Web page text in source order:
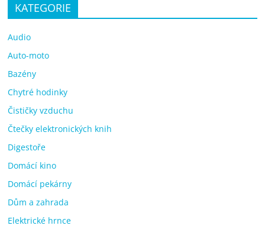
KATEGORIE
Audio
Auto-moto
Bazény
Chytré hodinky
Čističky vzduchu
Čtečky elektronických knih
Digestoře
Domácí kino
Domácí pekárny
Dům a zahrada
Elektrické hrnce